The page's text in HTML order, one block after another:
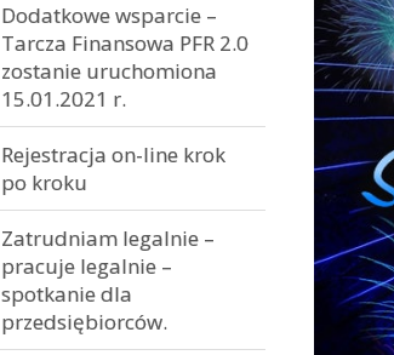
Dodatkowe wsparcie –
Tarcza Finansowa PFR 2.0
zostanie uruchomiona
15.01.2021 r.
Rejestracja on-line krok
po kroku
Zatrudniam legalnie –
pracuje legalnie –
spotkanie dla
przedsiębiorców.